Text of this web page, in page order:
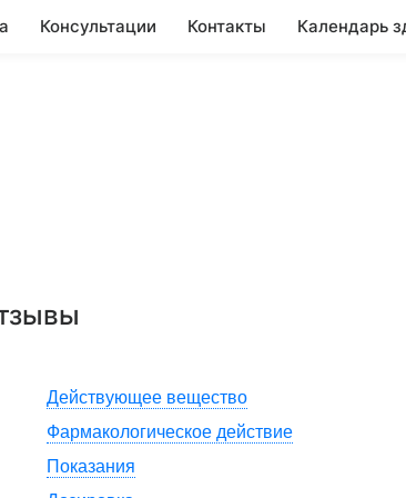
Консультации Контакты Календарь
Действующее вещество
Фармакологическое действие
Показания